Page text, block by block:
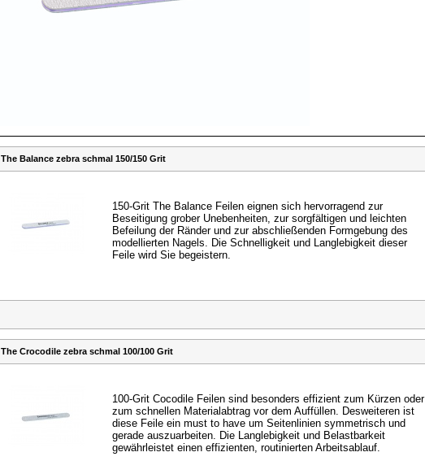
The Balance zebra schmal 150/150 Grit
150-Grit The Balance Feilen eignen sich hervorragend zur
Beseitigung grober Unebenheiten, zur sorgfältigen und leichten
Befeilung der Ränder und zur abschließenden Formgebung des
modellierten Nagels. Die Schnelligkeit und Langlebigkeit dieser
Feile wird Sie begeistern.
The Crocodile zebra schmal 100/100 Grit
100-Grit Cocodile Feilen sind besonders effizient zum Kürzen oder
zum schnellen Materialabtrag vor dem Auffüllen. Desweiteren ist
diese Feile ein must to have um Seitenlinien symmetrisch und
gerade auszuarbeiten. Die Langlebigkeit und Belastbarkeit
gewährleistet einen effizienten, routinierten Arbeitsablauf.